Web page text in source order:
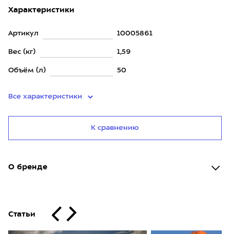
Характеристики
Артикул 10005861
Вес (кг) 1,59
Объём (л) 50
Все характеристики
К сравнению
О бренде
Статьи